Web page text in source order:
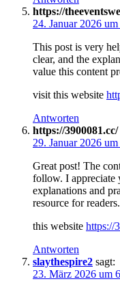
https://
24. Januar 2026
This post is very
clear, and the
value this content
visit this website
Antworten
https://3900081.cc/
29. Januar 2026
Great post! The
follow. I appreciate
explanations and
resource for readers.
this website https://
Antworten
slaythespire2 sagt:
23. März 2026 um